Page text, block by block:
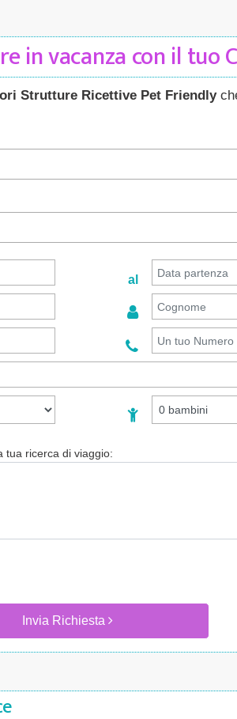
in vacanza con il tuo
Strutture Ricettive Pet Friendly
al
tua ricerca di viaggio:
Invia Richiesta